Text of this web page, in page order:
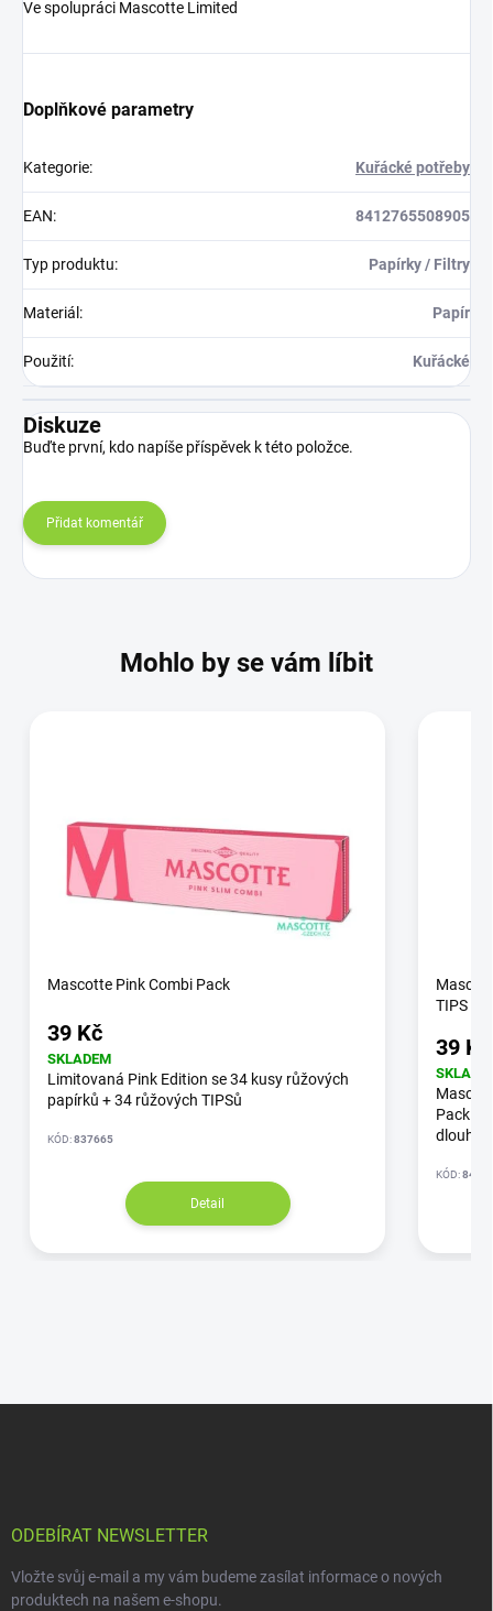
Ve spolupráci Mascotte Limited
Doplňkové parametry
Kategorie: Kuřácké potřeby
EAN: 8412765508905
Typ produktu: Papírky / Filtry
Materiál : Papír
Použití: Kuřácké
Diskuze
Buďte první, kdo napíše příspěvek k této položce.
Přidat komentář
Mohlo by se vám líbit
Mascotte Pink Combi Pack
39 Kč
SKLADEM
Limitovaná Pink Edition se 34 kusy růžových
papírků + 34 růžových TIPSů
KÓD:837665
Detail
TIPS
39 Kč
Pack je
KÓD:849
ODEBÍRAT NEWSLETTER
Vložte svůj e-mail a my vám budeme zasílat informace o nových
produktech na našem e-shopu.